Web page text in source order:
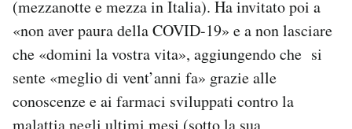
Newsletter
Notifiche mobile
Regala il Post
Hai bisogno di aiuto?
(mezzanotte e mezza in Italia). Ha invitato poi a
«non aver paura della COVID-19» e a non lasciare
che «domini la vostra vita», aggiungendo che si
sente «meglio di vent’anni fa» grazie alle
conoscenze e ai farmaci sviluppati contro la